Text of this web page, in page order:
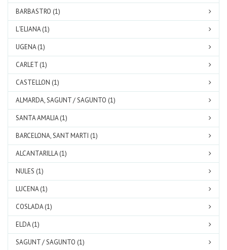
BARBASTRO (1)
L´ELIANA (1)
UGENA (1)
CARLET (1)
CASTELLON (1)
ALMARDA, SAGUNT / SAGUNTO (1)
SANTA AMALIA (1)
BARCELONA, SANT MARTI (1)
ALCANTARILLA (1)
NULES (1)
LUCENA (1)
COSLADA (1)
ELDA (1)
SAGUNT / SAGUNTO (1)